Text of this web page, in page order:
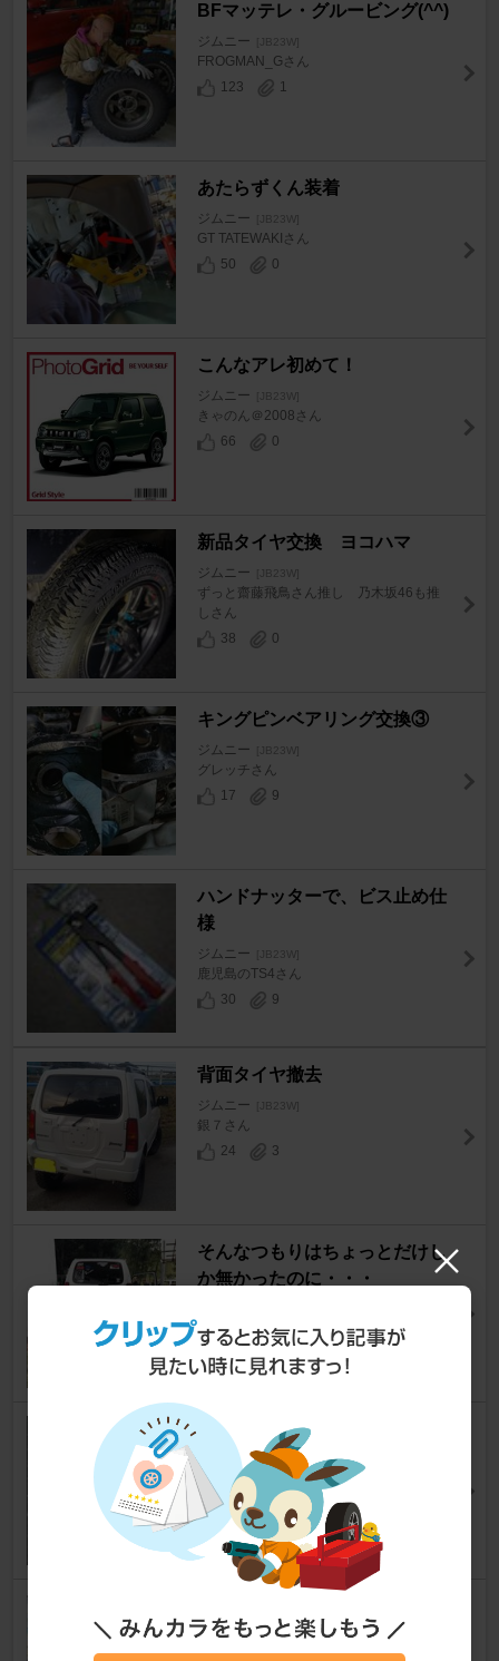
BFマッテレ・グルービング(^^)
ジムニー [JB23W]
FROGMAN_Gさん
123
1
あたらずくん装着
ジムニー [JB23W]
GT TATEWAKIさん
50
0
こんなアレ初めて！
ジムニー [JB23W]
きゃのん＠2008さん
66
0
新品タイヤ交換 ヨコハマ
ジムニー [JB23W]
ずっと齋藤飛鳥さん推し 乃木坂46も推
しさん
38
0
キングピンベアリング交換③
ジムニー [JB23W]
グレッチさん
17
9
ハンドナッターで、ビス止め仕
様
ジムニー [JB23W]
鹿児島のTS4さん
30
9
背面タイヤ撤去
ジムニー [JB23W]
銀７さん
24
3
そんなつもりはちょっとだけし
か無かったのに・・・
こはるなつさん
49
3
ホイールバランサー自作
ジムニー [JB23W]
SJ30F's Evolution.さん
18
0
置